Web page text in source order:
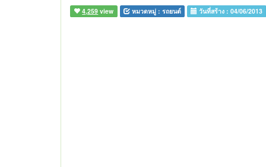
4,259 view หมวดหมู่ : รถยนต์ วันที่สร้าง :04/06/2013